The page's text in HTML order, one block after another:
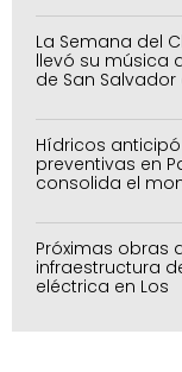
La Semana del
llevó su música
de San Salvador
Hídricos
preventivas en
consolida el
Próximas obras
infraestructura
eléctrica en Los